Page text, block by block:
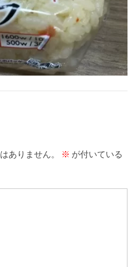
ありません。 ※ が付いている